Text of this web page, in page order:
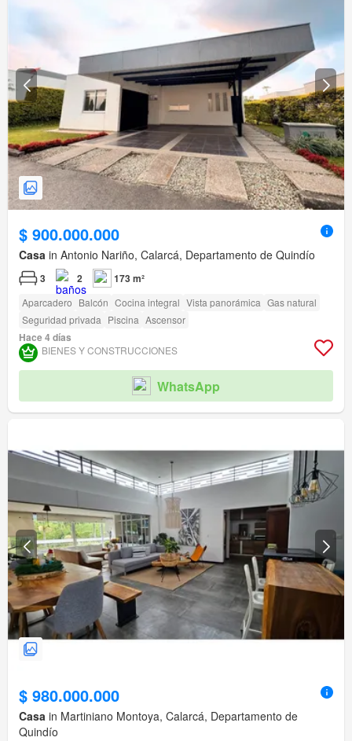
$ 900.000.000
Casa in Antonio Nariño, Calarcá, Departamento de Quindío
3 2 173 m²
Aparcadero Balcón Cocina integral Vista panorámica Gas natural
Seguridad privada Piscina Ascensor
Hace 4 días
BIENES Y CONSTRUCCIONES
WhatsApp
$ 980.000.000
Casa in Martiniano Montoya, Calarcá, Departamento de
Quindío